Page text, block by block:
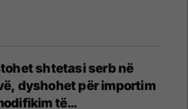
shtetasi serb në
dyshohet për importim
të